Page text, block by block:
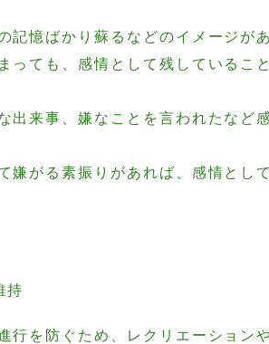
憶ばかり蘇るなどのイメージが
っても、感情として残しているこ
出来事、嫌なことを言われたなど
嫌がる素振りがあれば、感情とし
持
行を防ぐため、レクリエーション